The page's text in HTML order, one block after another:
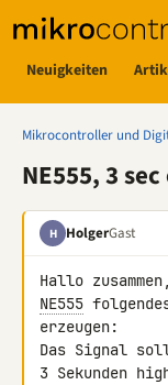
Neuigkeiten
Mikrocontroller und
NE555, 3
H HolgerGast
NE555
erzeugen:
Das Signal
3 Sekunden